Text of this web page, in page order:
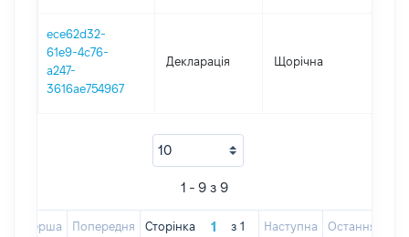
ece62d32-
61e9-4c76-
a247-
3616ae754967
Декларація Щорічна
1 - 9 з 9
Перша Попередня Сторінка з 1 Наступна Остання